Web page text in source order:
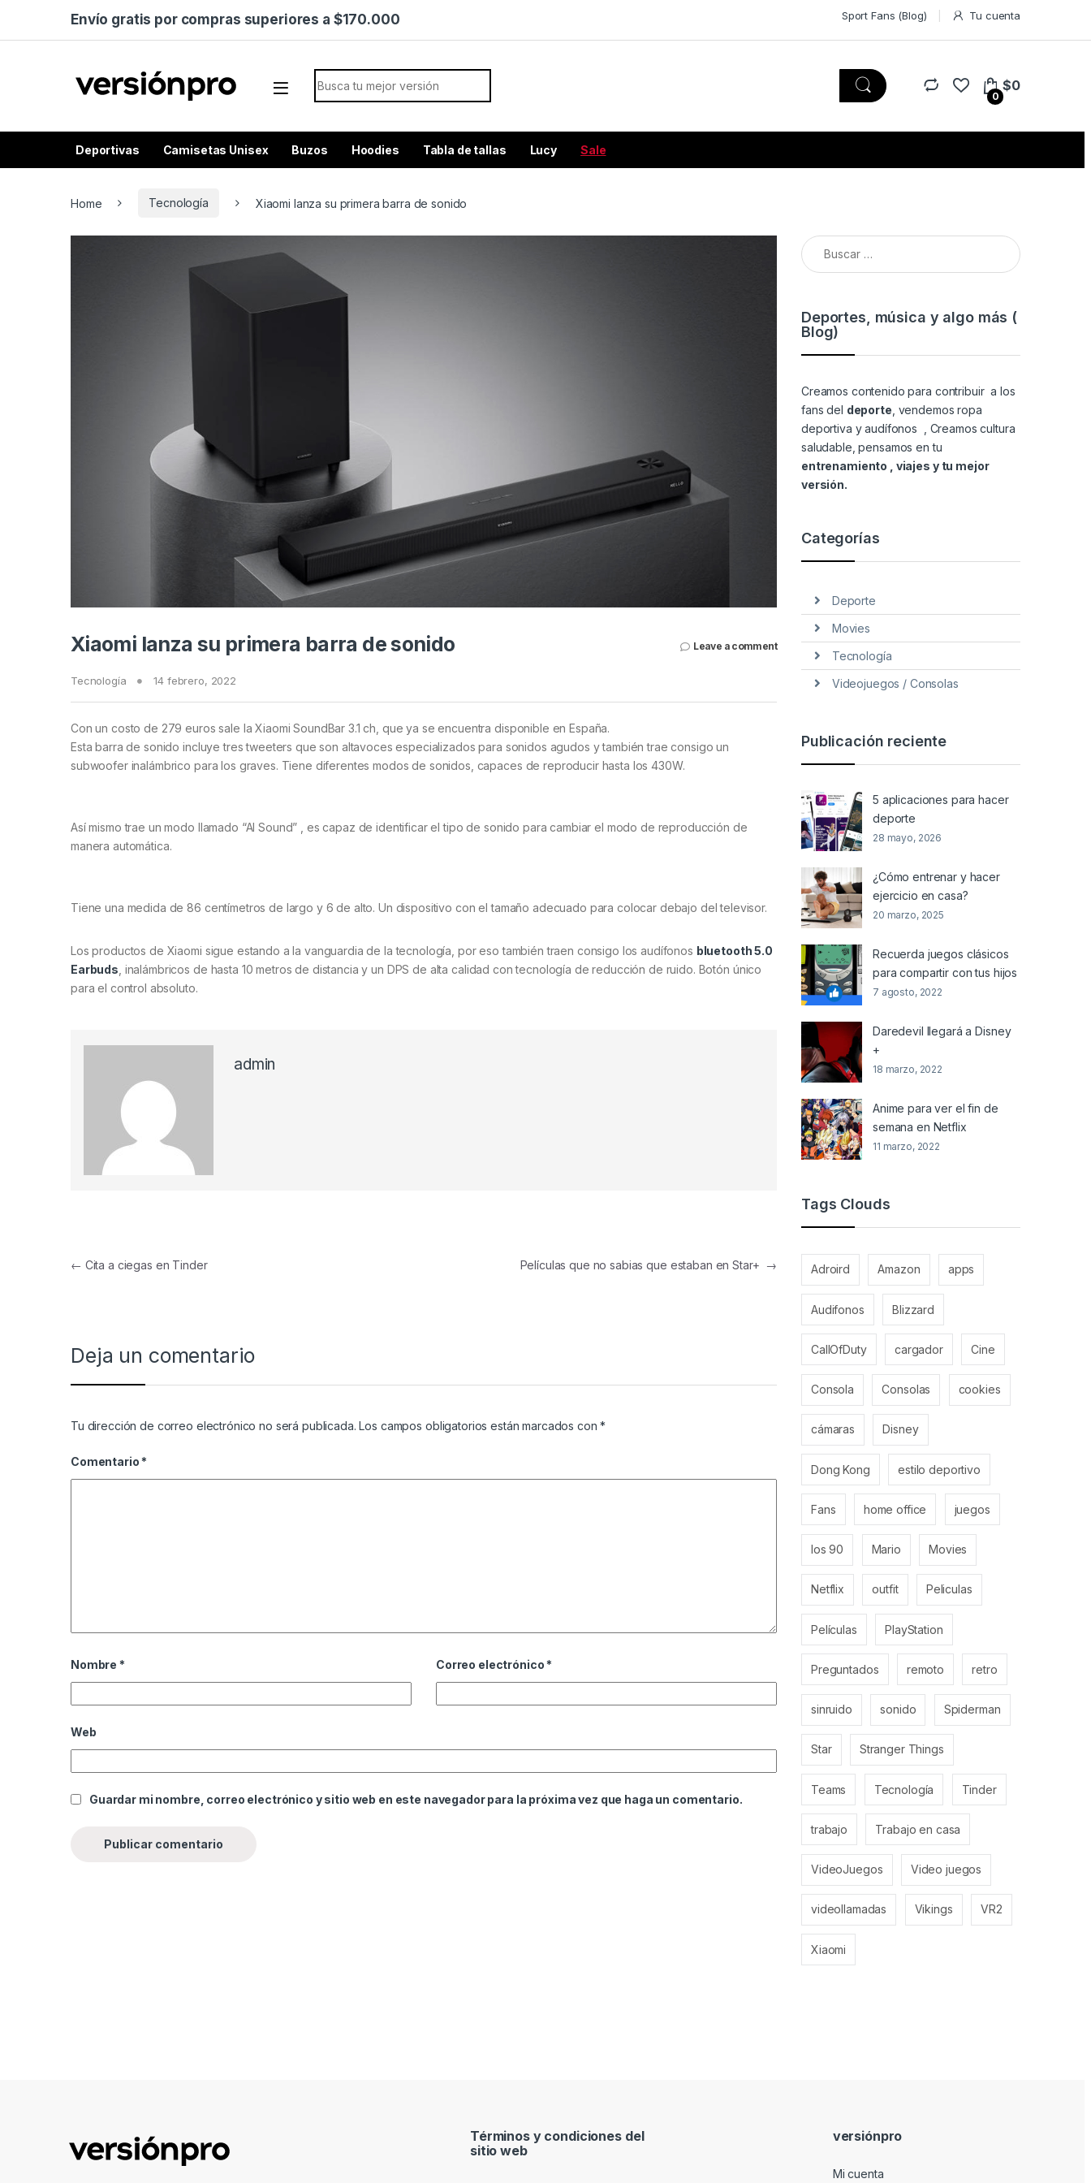
Envío gratis por compras superiores a $170.000 Sport Fans (Blog) Tu cuenta
Search for:
0
$0
Deportivas Camisetas Unisex Buzos Hoodies Tabla de tallas Lucy Sale
Home Tecnología Xiaomi lanza su primera barra de sonido
Xiaomi lanza su primera barra de sonido Leave a comment
Tecnología 14 febrero, 2022
Con un costo de 279 euros sale la Xiaomi SoundBar 3.1 ch, que ya se encuentra disponible en España.
Esta barra de sonido incluye tres tweeters que son altavoces especializados para sonidos agudos y también trae consigo un
subwoofer inalámbrico para los graves. Tiene diferentes modos de sonidos, capaces de reproducir hasta los 430W.
Así mismo trae un modo llamado “AI Sound” , es capaz de identificar el tipo de sonido para cambiar el modo de reproducción de
manera automática.
Tiene una medida de 86 centímetros de largo y 6 de alto. Un dispositivo con el tamaño adecuado para colocar debajo del televisor.
Los productos de Xiaomi sigue estando a la vanguardia de la tecnología, por eso también traen consigo los audífonos bluetooth 5.0
Earbuds , inalámbricos de hasta 10 metros de distancia y un DPS de alta calidad con tecnología de reducción de ruido. Botón único
para el control absoluto.
admin
Navegación de entradas
← Cita a ciegas en Tinder Películas que no sabias que estaban en Star+ →
Deja un comentario
Tu dirección de correo electrónico no será publicada. Los campos obligatorios están marcados con*
Comentario *
Nombre * Correo electrónico *
Web
Guardar mi nombre, correo electrónico y sitio web en este navegador para la próxima vez que haga un comentario.
Buscar:
Deportes, música y algo más (
Blog)
Creamos contenido para contribuir a los
fans del deporte , vendemosropa
deportiva y audífonos , Creamos cultura
saludable, pensamos en tu
entrenamiento , viajes y tu mejor
versión.
Categorías
Deporte
Movies
Tecnología
Videojuegos / Consolas
Publicación reciente
5 aplicaciones para hacer
deporte
28 mayo, 2026
¿Cómo entrenar y hacer
ejercicio en casa?
20 marzo, 2025
Recuerda juegos clásicos
para compartir con tus hijos
7 agosto, 2022
Daredevil llegará a Disney
+
18 marzo, 2022
Anime para ver el fin de
semana en Netflix
11 marzo, 2022
Tags Clouds
Adroird Amazon apps
Audifonos Blizzard
CallOfDuty cargador Cine
Consola Consolas cookies
cámaras Disney
Dong Kong estilo deportivo
Fans home office juegos
los 90 Mario Movies
Netflix outfit Peliculas
Películas PlayStation
Preguntados remoto retro
sinruido sonido Spiderman
Star Stranger Things
Teams Tecnología Tinder
trabajo Trabajo en casa
VideoJuegos Video juegos
videollamadas Vikings VR2
Xiaomi
Términos y condiciones del
sitio web
versiónpro
Mi cuenta